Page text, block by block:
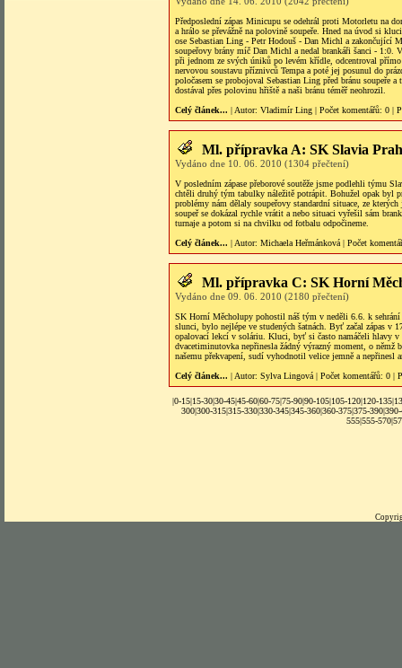
Předposlední zápas Minicupu se odehrál proti Motorletu na
a hrálo se převážně na polovině soupeře. Hned na úvod si
ose Sebastian Ling - Petr Hodouš - Dan Michl a zakončující
soupeřovy brány míč Dan Michl a nedal brankáři šanci -
při jednom ze svých úniků po levém křídle, odcentroval
nervovou soustavu příznivců Tempa a poté jej posunul do
poločasem se probojoval Sebastian Ling před bránu soupeře
dostával přes polovinu hřiště a naši bránu téměř neohrozil.
Celý článek... | Autor: Vladimír Ling | Počet komentářů: 0 |
Ml. přípravka A: SK Slavia
Vydáno dne 10. 06. 2010 (1304 přečtení)
V posledním zápase přeborové soutěže jsme podlehli týmu
chtěli druhý tým tabulky náležitě potrápit. Bohužel opak byl
problémy nám dělaly soupeřovy standardní situace, ze
soupeř se dokázal rychle vrátit a nebo situaci vyřešil sám
turnaje a potom si na chvilku od fotbalu odpočineme.
Celý článek... | Autor: Michaela Heřmánková | Počet
Ml. přípravka C: SK Horní
Vydáno dne 09. 06. 2010 (2180 přečtení)
SK Horní Měcholupy pohostil náš tým v neděli 6.6. k
slunci, bylo nejlépe ve studených šatnách. Byť začal zápas v
opalovací lekcí v soláriu. Kluci, byť si často namáčeli hlavy
dvacetiminutovka nepřinesla žádný výrazný moment, o
našemu překvapení, sudí vyhodnotil velice jemně a nepřinesl
Celý článek... | Autor: Sylva Lingová | Počet komentářů: 0 |
|0-15|15-30|30-45|45-60|60-75|75-90|90-105|105-120|120-135|
300|300-315|315-330|330-345|345-360|360-375|375-390|
555|555-570|